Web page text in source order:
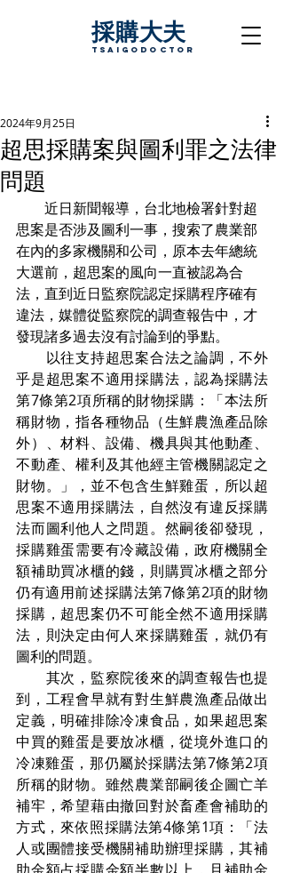
採購大夫
TsaigoDoctor
超思採購案與圖利罪之法律
問題
2024年9月25日
近日新聞報導，台北地檢署針對超
思案是否涉及圖利一事，搜索了農業部
在內的多家機關和公司，原本去年總統
大選前，超思案的風向一直被認為合
法，直到近日監察院認定採購程序確有
違法，媒體從監察院的調查報告中，才
發現諸多過去沒有討論到的爭點。
以往支持超思案合法之論調，不外
乎是超思案不適用採購法，認為採購法
第7條第2項所稱的財物採購：「本法所
稱財物，指各種物品（生鮮農漁產品除
外）、材料、設備、機具與其他動產、
不動產、權利及其他經主管機關認定之
財物。」，並不包含生鮮雞蛋，所以超
思案不適用採購法，自然沒有違反採購
法而圖利他人之問題。然嗣後卻發現，
採購雞蛋需要有冷藏設備，政府機關全
額補助買冰櫃的錢，則購買冰櫃之部分
仍有適用前述採購法第7條第2項的財物
採購，超思案仍不可能全然不適用採購
法，則決定由何人來採購雞蛋，就仍有
圖利的問題。
其次，監察院後來的調查報告也提
到，工程會早就有對生鮮農漁產品做出
定義，明確排除冷凍食品，如果超思案
中買的雞蛋是要放冰櫃，從境外進口的
冷凍雞蛋，那仍屬於採購法第7條第2項
所稱的財物。雖然農業部嗣後企圖亡羊
補牢，希望藉由撤回對於畜產會補助的
方式，來依照採購法第4條第1項：「法
人或團體接受機關補助辦理採購，其補